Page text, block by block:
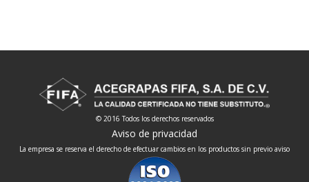
© 2016 Todos los derechos reservados
Aviso de privacidad
La empresa se reserva el derecho de efectuar cambios en los productos sin previo aviso